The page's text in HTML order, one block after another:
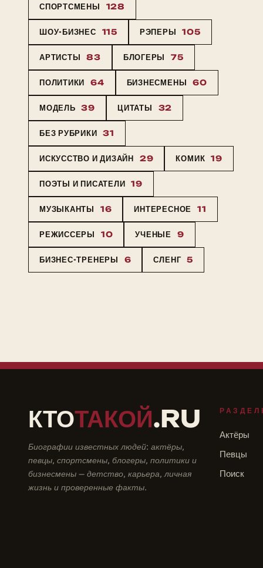
СПОРТСМЕНЫ 128
ШОУ-БИЗНЕС 115 РЭПЕРЫ 105
АРТИСТЫ 83 БЛОГЕРЫ 75
ПОЛИТИКИ 64 БИЗНЕСМЕНЫ 60
МОДЕЛЬ 39 ЦИТАТЫ 32
БЕЗ РУБРИКИ 31
ИСКУССТВО И ДИЗАЙН 29 КОМИК 19
ПОЭТЫ И ПИСАТЕЛИ 19
МУЗЫКАНТЫ 16 ИНТЕРЕСНОЕ 11
РЕЖИССЕРЫ 10 УЧЕНЫЕ 9
БИЗНЕС-ТРЕНЕРЫ 6 СЛЕНГ 5
КТОТАКОЙ.RU
Биографии известных людей: актёры,
певцы, спортсмены, блогеры, политики и
бизнесмены — детство, карьера, личная
жизнь и проверенные факты.
Актёры
Певцы
Поиск